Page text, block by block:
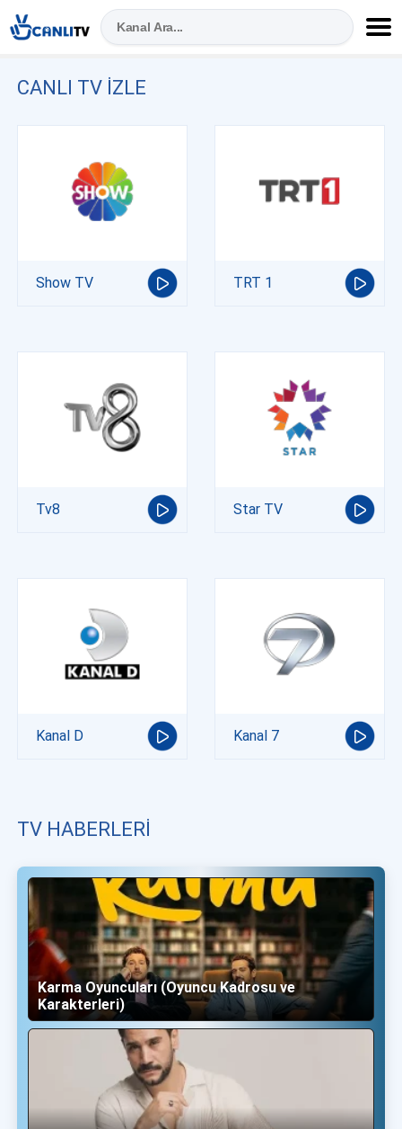
CANLI TV IZLE
Show TV TRT 1
Tv8 Star TV
Kanal D Kanal 7
TV HABERLERI
Karma Oyuncuları (Oyuncu Kadrosu ve
Karakterleri)